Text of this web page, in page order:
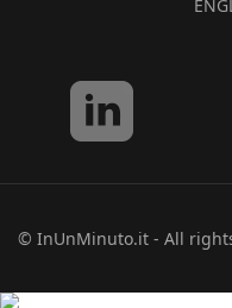
© InUnMinuto.it - All